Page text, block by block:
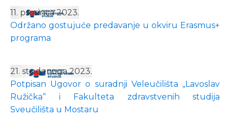
11. prosinca 2023.
Održano gostujuće predavanje u okviru Erasmus+
programa
21. studenoga 2023.
Potpisan Ugovor o suradnji Veleučilišta „Lavoslav
Ružička“ i Fakulteta zdravstvenih studija
Sveučilišta u Mostaru